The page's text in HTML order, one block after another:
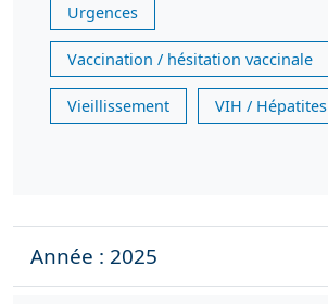
Urgences
Vaccination / hésitation vaccinale
Vieillissement VIH / Hépatites
Année : 2025